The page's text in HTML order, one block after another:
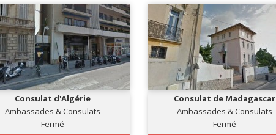
Consulat d'Algérie
Ambassades & Consulats
Fermé
Consulat de Madagascar
Ambassades & Consulats
Fermé